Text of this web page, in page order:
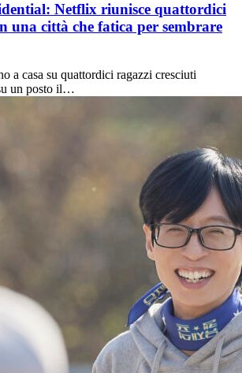
Netflix riunisce quattordici
una città che fatica per sembrare
a casa su quattordici ragazzi cresciuti
un posto il…